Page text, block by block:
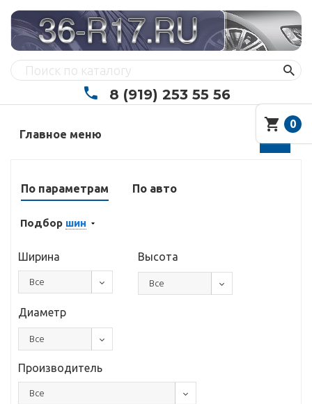
8 (919) 253 55 56
Главное меню
По параметрам По авто
Подбор шин
Ширина
Все
Высота
Все
Диаметр
Все
Производитель
Все
0